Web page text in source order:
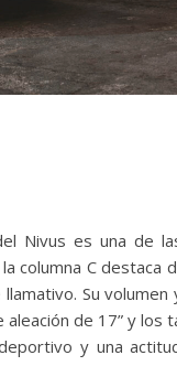
Nivus es una de
columna C destaca
Su volumen
de 17” y los
y una